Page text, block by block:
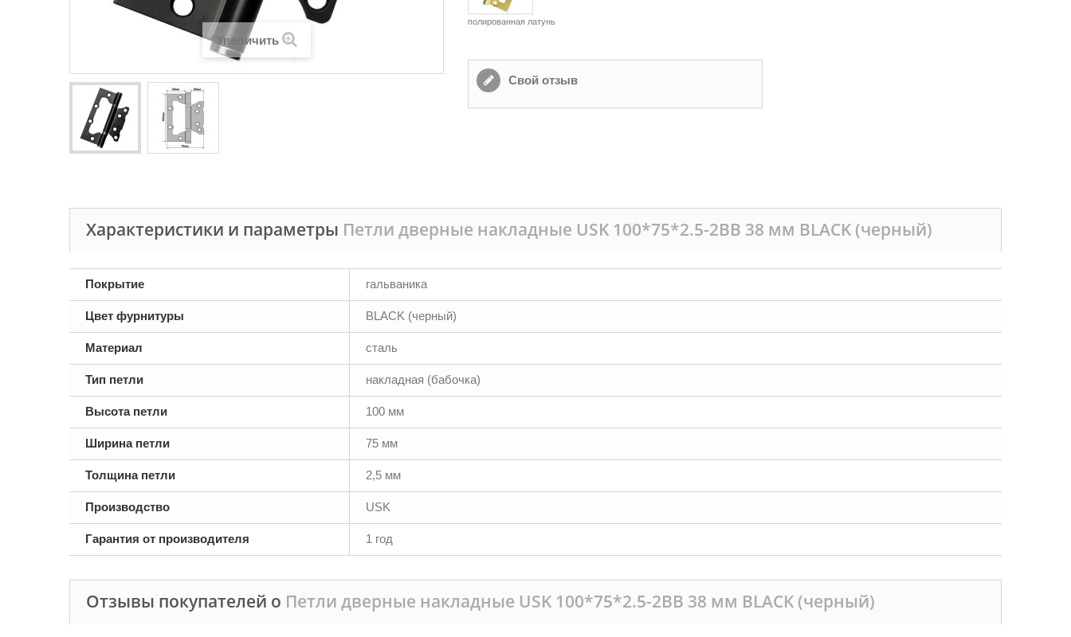
Увеличить
полированная латунь
Свой отзыв
Характеристики и параметры Петли дверные накладные USK 100*75*2.5-2BB 38 мм BLACK (черный)
Покрытие гальваника
Цвет фурнитуры BLACK (черный)
Материал сталь
Тип петли накладная (бабочка)
Высота петли 100 мм
Ширина петли 75 мм
Толщина петли 2,5 мм
Производство USK
Гарантия от производителя 1 год
Отзывы покупателей о Петли дверные накладные USK 100*75*2.5-2BB 38 мм BLACK (черный)